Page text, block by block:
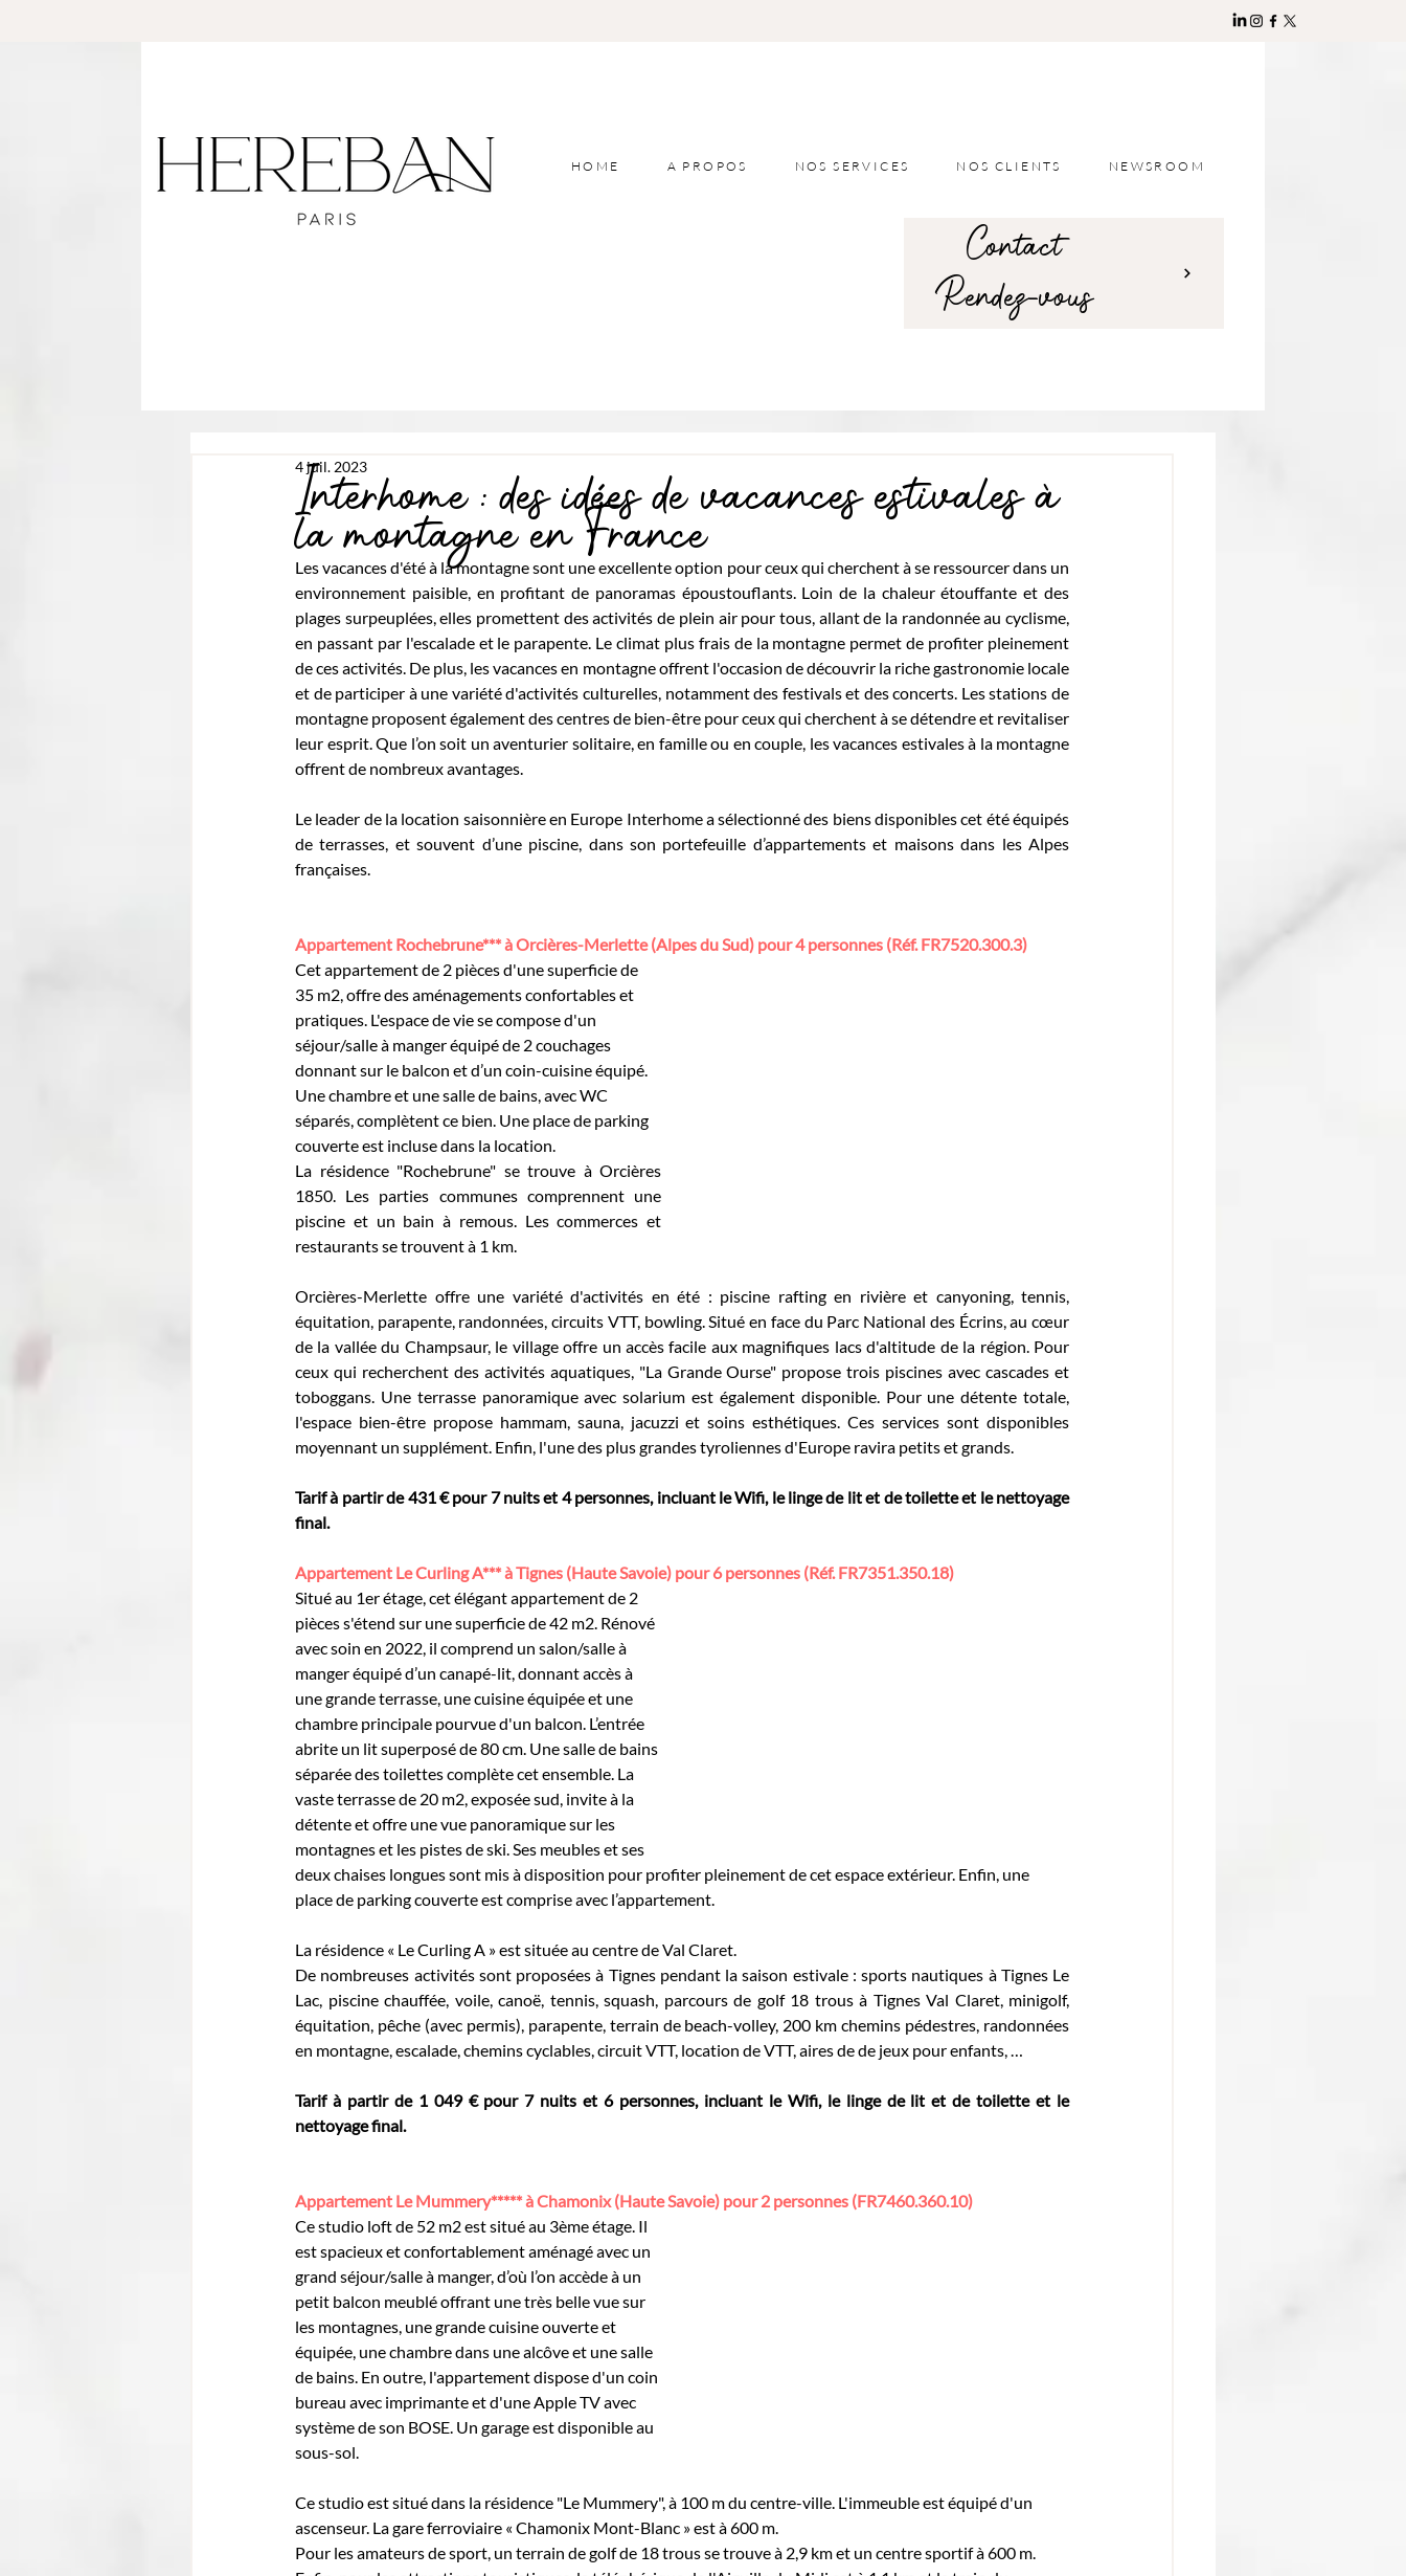
HOME A PROPOS NOS SERVICES NOS CLIENTS NEWSROOM
Rendez-vous
Contact
Interhome : des idées de vacances estivales à
la montagne en France
4 juil. 2023
Les vacances d'été à la montagne sont une excellente option pour ceux qui cherchent à se ressourcer dans un
environnement paisible, en profitant de panoramas époustouflants. Loin de la chaleur étouffante et des
plages surpeuplées, elles promettent des activités de plein air pour tous, allant de la randonnée au cyclisme,
en passant par l'escalade et le parapente. Le climat plus frais de la montagne permet de profiter pleinement
de ces activités. De plus, les vacances en montagne offrent l'occasion de découvrir la riche gastronomie locale
et de participer à une variété d'activités culturelles, notamment des festivals et des concerts. Les stations de
montagne proposent également des centres de bien-être pour ceux qui cherchent à se détendre et revitaliser
leur esprit. Que l’on soit un aventurier solitaire, en famille ou en couple, les vacances estivales à la montagne
offrent de nombreux avantages.
Le leader de la location saisonnière en Europe Interhome a sélectionné des biens disponibles cet été équipés
de terrasses, et souvent d’une piscine, dans son portefeuille d’appartements et maisons dans les Alpes
françaises.
Appartement Rochebrune*** à Orcières-Merlette (Alpes du Sud) pour 4 personnes (Réf. FR7520.300.3)
Cet appartement de 2 pièces d'une superficie de
35 m2, offre des aménagements confortables et
pratiques. L'espace de vie se compose d'un
séjour/salle à manger équipé de 2 couchages
donnant sur le balcon et d’un coin-cuisine équipé.
Une chambre et une salle de bains, avec WC
séparés, complètent ce bien. Une place de parking
couverte est incluse dans la location.
La résidence "Rochebrune" se trouve à Orcières
1850. Les parties communes comprennent une
piscine et un bain à remous. Les commerces et
restaurants se trouvent à 1 km.
Orcières-Merlette offre une variété d'activités en été : piscine rafting en rivière et canyoning, tennis,
équitation, parapente, randonnées, circuits VTT, bowling. Situé en face du Parc National des Écrins, au cœur
de la vallée du Champsaur, le village offre un accès facile aux magnifiques lacs d'altitude de la région. Pour
ceux qui recherchent des activités aquatiques, "La Grande Ourse" propose trois piscines avec cascades et
toboggans. Une terrasse panoramique avec solarium est également disponible. Pour une détente totale,
l'espace bien-être propose hammam, sauna, jacuzzi et soins esthétiques. Ces services sont disponibles
moyennant un supplément. Enfin, l'une des plus grandes tyroliennes d'Europe ravira petits et grands.
Tarif à partir de 431 € pour 7 nuits et 4 personnes, incluant le Wifi, le linge de lit et de toilette et le nettoyage
final.
Appartement Le Curling A*** à Tignes (Haute Savoie) pour 6 personnes (Réf. FR7351.350.18)
Situé au 1er étage, cet élégant appartement de 2
pièces s'étend sur une superficie de 42 m2. Rénové
avec soin en 2022, il comprend un salon/salle à
manger équipé d’un canapé-lit, donnant accès à
une grande terrasse, une cuisine équipée et une
chambre principale pourvue d'un balcon. L’entrée
abrite un lit superposé de 80 cm. Une salle de bains
séparée des toilettes complète cet ensemble. La
vaste terrasse de 20 m2, exposée sud, invite à la
détente et offre une vue panoramique sur les
montagnes et les pistes de ski. Ses meubles et ses
deux chaises longues sont mis à disposition pour profiter pleinement de cet espace extérieur. Enfin, une
place de parking couverte est comprise avec l’appartement.
La résidence « Le Curling A » est située au centre de Val Claret.
De nombreuses activités sont proposées à Tignes pendant la saison estivale : sports nautiques à Tignes Le
Lac, piscine chauffée, voile, canoë, tennis, squash, parcours de golf 18 trous à Tignes Val Claret, minigolf,
équitation, pêche (avec permis), parapente, terrain de beach-volley, 200 km chemins pédestres, randonnées
en montagne, escalade, chemins cyclables, circuit VTT, location de VTT, aires de de jeux pour enfants, …
Tarif à partir de 1 049 € pour 7 nuits et 6 personnes, incluant le Wifi, le linge de lit et de toilette et le
nettoyage final.
Appartement Le Mummery***** à Chamonix (Haute Savoie) pour 2 personnes (FR7460.360.10)
Ce studio loft de 52 m2 est situé au 3ème étage. Il
est spacieux et confortablement aménagé avec un
grand séjour/salle à manger, d’où l’on accède à un
petit balcon meublé offrant une très belle vue sur
les montagnes, une grande cuisine ouverte et
équipée, une chambre dans une alcôve et une salle
de bains. En outre, l'appartement dispose d'un coin
bureau avec imprimante et d'une Apple TV avec
système de son BOSE. Un garage est disponible au
sous-sol.
Ce studio est situé dans la résidence "Le Mummery", à 100 m du centre-ville. L'immeuble est équipé d'un
ascenseur. La gare ferroviaire « Chamonix Mont-Blanc » est à 600 m.
Pour les amateurs de sport, un terrain de golf de 18 trous se trouve à 2,9 km et un centre sportif à 600 m.